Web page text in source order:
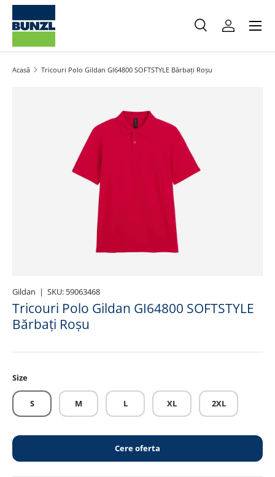
Salt la conținut
Caută
Caută
Meniu
Acasă Tricouri Polo Gildan GI64800 SOFTSTYLE Bărbați Roșu
Salt la informațiile produsului
Gildan | SKU: 59063468
Tricouri Polo Gildan GI64800 SOFTSTYLE
Bărbați Roșu
Size
S M L XL 2XL
Cere oferta